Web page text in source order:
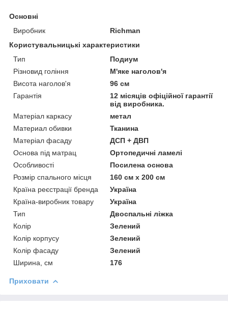
Основні
Виробник
Richman
Користувальницькі характеристики
Тип
Подиум
Різновид гоління
М'яке наголов'я
Висота наголов'я
96 см
Гарантія
12 місяців офіційної гарантії
від виробника.
Матеріал каркасу
метал
Материал обивки
Тканина
Матеріал фасаду
ДСП + ДВП
Основа під матрац
Ортопедичні ламелі
Особливості
Посилена основа
Розмір спального місця
160 см х 200 см
Країна реєстрації бренда
Україна
Країна-виробник товару
Україна
Тип
Двоспальні ліжка
Колір
Зелений
Колір корпусу
Зелений
Колір фасаду
Зелений
Ширина, см
176
Приховати